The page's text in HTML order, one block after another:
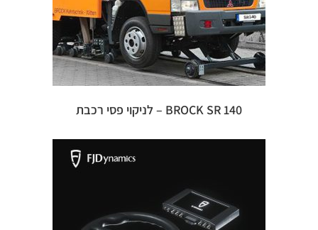
BROCK SR 140 – לניקוי פסי רכבת